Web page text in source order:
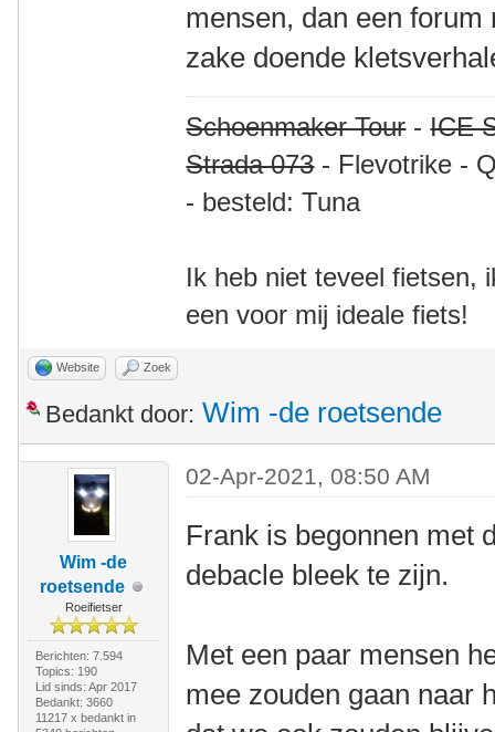
mensen, dan een
zake doende
Schoenmaker Tour-ICE
Strada 073- Flevotrike -
- besteld: Tuna
Ik heb niet teveel fietsen,
een voor mij ideale fiets!
Website Zoek
Bedankt door: Wim -de roetsende
Wim -de
roetsende
Roeifietser
Berichten: 7.594
Topics: 190
Lid sinds: Apr 2017
Bedankt: 3660
11217 x bedankt in
02-Apr-2021, 08:50 AM
Frank is begonnen met
debacle bleek te zijn.
Met een paar mensen
mee zouden gaan naar